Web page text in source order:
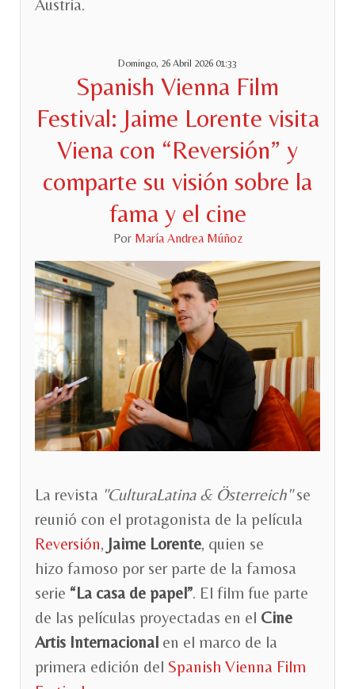
Austria.
Domingo, 26 Abril 2026 01:33
Spanish Vienna Film
Festival: Jaime Lorente visita
Viena con “Reversión” y
comparte su visión sobre la
fama y el cine
Por María Andrea Múñoz
La revista "CulturaLatina & Österreich"se
reunió con el protagonista de la película
Reversión, Jaime Lorente, quien se
hizo famoso por ser parte de la famosa
serie “La casa de papel”. El film fue parte
de las películas proyectadas en el Cine
Artis Internacional en el marco de la
primera edición del Spanish Vienna Film